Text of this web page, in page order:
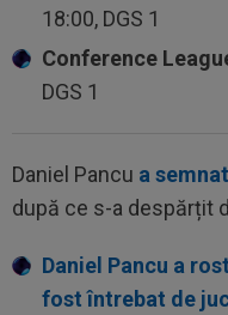
18:00, DGS 1
Conference
DGS 1
Daniel Pancu a
după ce s-a despărțit
Daniel Pancu a
fost întrebat de